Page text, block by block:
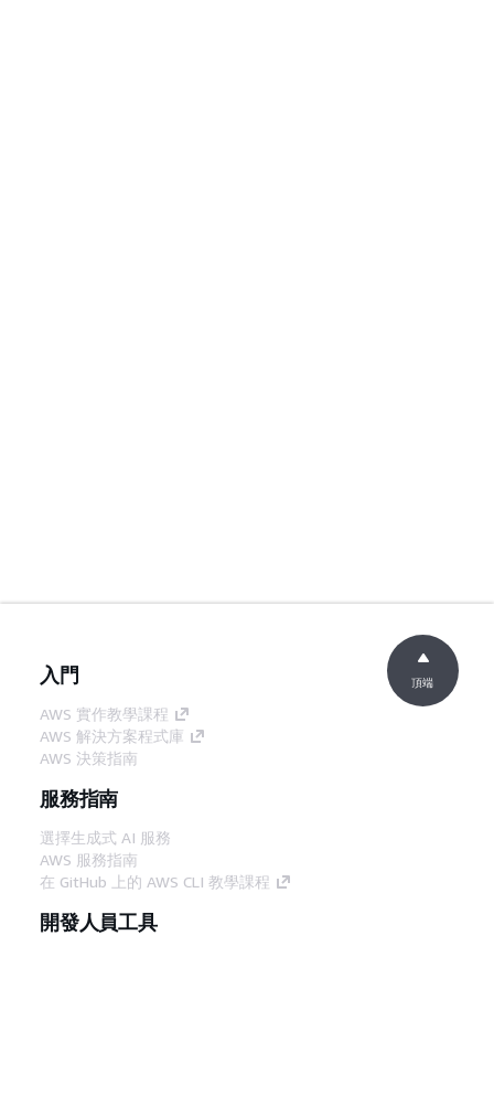
入門
AWS 實作教學課程
AWS 解決方案程式庫
AWS 決策指南
服務指南
選擇生成式 AI 服務
AWS 服務指南
在 GitHub 上的 AWS CLI 教學課程
開發人員工具
頂端